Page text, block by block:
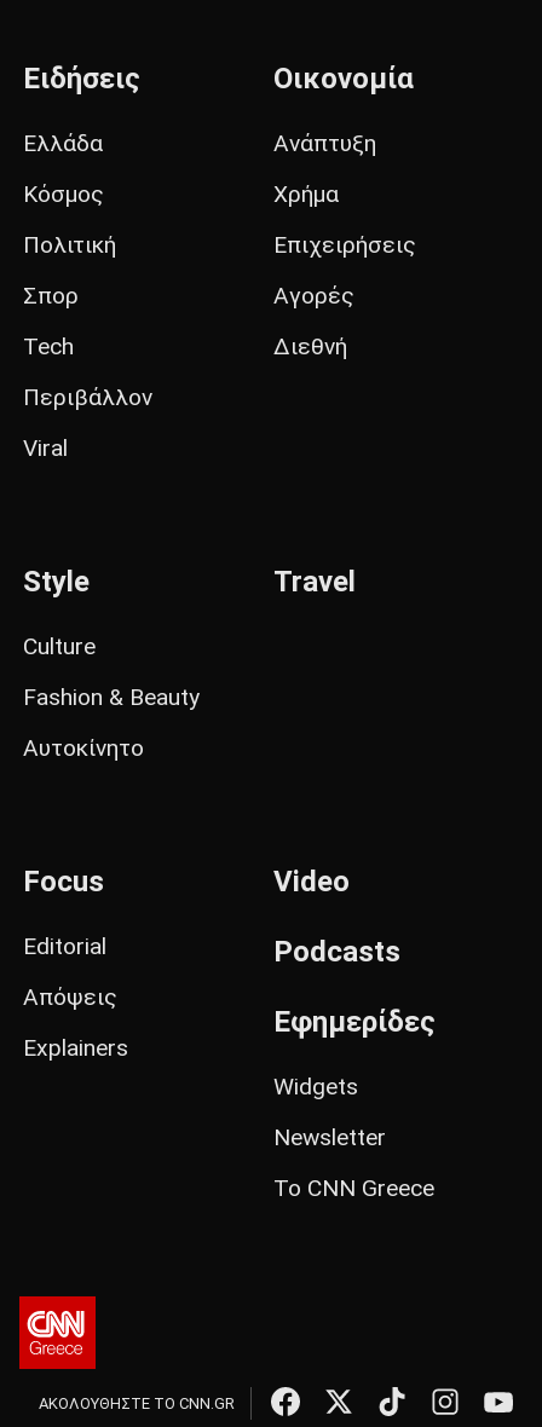
Ειδήσεις
Ελλάδα
Κόσμος
Πολιτική
Σπορ
Tech
Περιβάλλον
Viral
Οικονομία
Ανάπτυξη
Χρήμα
Επιχειρήσεις
Αγορές
Διεθνή
Style
Culture
Fashion & Beauty
Αυτοκίνητο
Travel
Focus
Editorial
Απόψεις
Explainers
Video
Podcasts
Εφημερίδες
Widgets
Newsletter
Το CNN Greece
ΑΚΟΛΟΥΘΗΣΤΕ ΤΟ CNN.GR